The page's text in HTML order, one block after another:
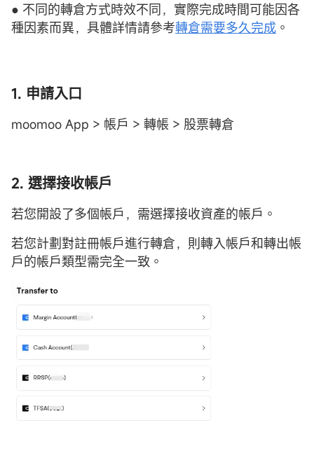
● 不同的轉倉方式時效不同，實際完成時間可能因各
種因素而異，具體詳情請參考轉倉需要多久完成 。
1. 申請入口
moomoo App > 帳戶 > 轉帳 > 股票轉倉
2. 選擇接收帳戶
若您開設了多個帳戶，需選擇接收資產的帳戶。
若您計劃對註冊帳戶進行轉倉，則轉入帳戶和轉出帳
戶的帳戶類型需完全一致。